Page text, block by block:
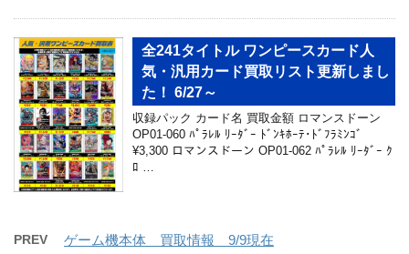
全241タイトル ワンピースカード人
気・汎用カード買取リスト更新しまし
た！ 6/27～
収録パック カード名 買取金額 ロマンスドーン
OP01-060 ﾊﾟﾗﾚﾙ ﾘｰﾀﾞｰ ﾄﾞﾝｷﾎｰﾃ･ﾄﾞﾌﾗﾐﾝｺﾞ
¥3,300 ロマンスドーン OP01-062 ﾊﾟﾗﾚﾙ ﾘｰﾀﾞｰ ｸ
ﾛ …
PREV ゲーム機本体 買取情報 9/9現在